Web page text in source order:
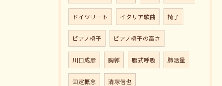
ドイツリート イタリア歌曲 椅子
ピアノ椅子 ピアノ椅子の高さ
川口成彦 胸郭 腹式呼吸 肺活量
固定概念 清塚信也